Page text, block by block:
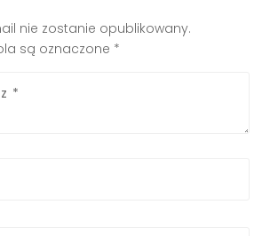
nie zostanie opublikowany.
są oznaczone *